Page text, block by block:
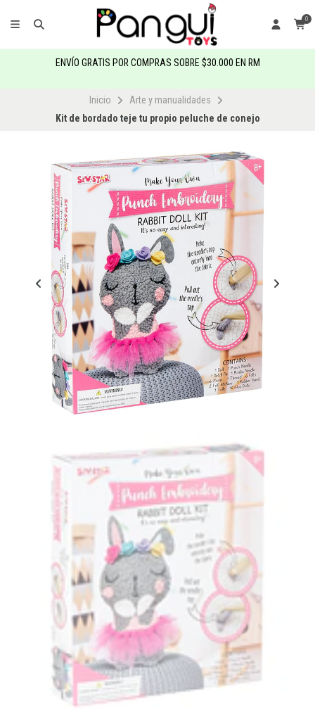
0
ENVÍO GRATIS POR COMPRAS SOBRE $30.000 EN RM
Inicio
Arte y manualidades
Kit de bordado teje tu propio peluche de conejo